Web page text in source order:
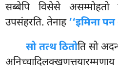
सब्बेपि विसेसे असम्मोहतो
उपसंहरति. तेनाह‘‘इमिना
सो तत्थ ठितोति सो